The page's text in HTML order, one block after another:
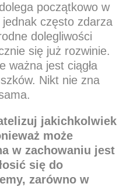
początkowo w
często zdarza
dolegliwości
się już rozwinie.
ważna jest ciągła
Nikt nie zna
jakichkolwiek
może
w zachowaniu jest
się do
zarówno w